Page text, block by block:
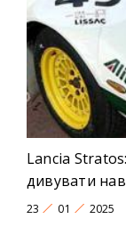
Lancia
дивувати
23 01 2025